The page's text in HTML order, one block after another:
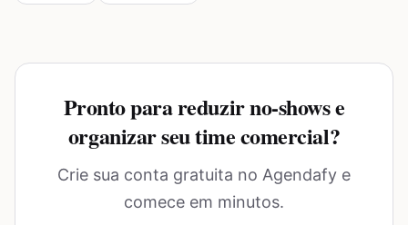
Pronto para reduzir no-shows e
organizar seu time comercial?
Crie sua conta gratuita no Agendafy e
comece em minutos.